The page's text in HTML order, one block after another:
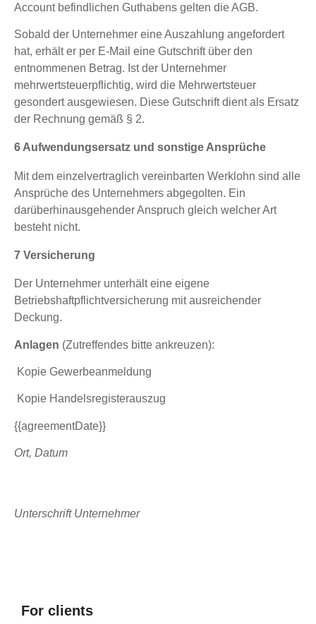
Account befindlichen Guthabens gelten die AGB.
Sobald der Unternehmer eine Auszahlung angefordert
hat, erhält er per E-Mail eine Gutschrift über den
entnommenen Betrag. Ist der Unternehmer
mehrwertsteuerpflichtig, wird die Mehrwertsteuer
gesondert ausgewiesen. Diese Gutschrift dient als Ersatz
der Rechnung gemäß § 2.
6 Aufwendungsersatz und sonstige Ansprüche
Mit dem einzelvertraglich vereinbarten Werklohn sind alle
Ansprüche des Unternehmers abgegolten. Ein
darüberhinausgehender Anspruch gleich welcher Art
besteht nicht.
7 Versicherung
Der Unternehmer unterhält eine eigene
Betriebshaftpflichtversicherung mit ausreichender
Deckung.
Anlagen (Zutreffendes bitte ankreuzen):
Kopie Gewerbeanmeldung
Kopie Handelsregisterauszug
{{agreementDate}}
Ort, Datum
Unterschrift Unternehmer
For clients